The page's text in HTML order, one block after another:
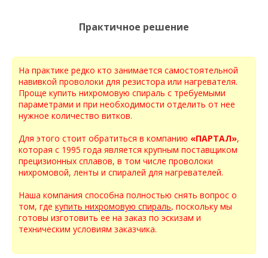
Практичное решение
На практике редко кто занимается самостоятельной
навивкой проволоки для резистора или нагревателя.
Проще купить нихромовую спираль с требуемыми
параметрами и при необходимости отделить от нее
нужное количество витков.
Для этого стоит обратиться в компанию «ПАРТАЛ»,
которая с 1995 года является крупным поставщиком
прецизионных сплавов, в том числе проволоки
нихромовой, ленты и спиралей для нагревателей.
Наша компания способна полностью снять вопрос о
том, где купить нихромовую спираль, поскольку мы
готовы изготовить ее на заказ по эскизам и
техническим условиям заказчика.